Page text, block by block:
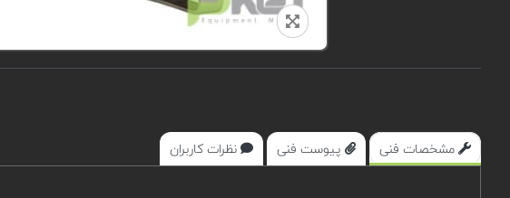
مشخصات فنی پیوست فنی نظرات کاربران